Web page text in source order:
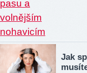
Jak